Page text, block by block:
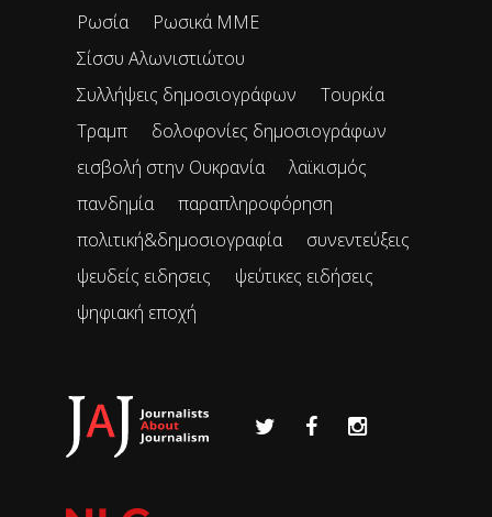
Ρωσία
Ρωσικά ΜΜΕ
Σίσσυ Αλωνιστιώτου
Συλλήψεις δημοσιογράφων
Τουρκία
Τραμπ
δολοφονίες δημοσιογράφων
εισβολή στην Ουκρανία
λαϊκισμός
πανδημία
παραπληροφόρηση
πολιτική&δημοσιογραφία
συνεντεύξεις
ψευδείς ειδησεις
ψεύτικες ειδήσεις
ψηφιακή εποχή